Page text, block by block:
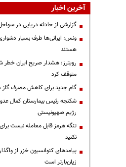
آخرین اخبار
گزارشی از حادثه دریایی در
ونس: ایرانی‌ها طرف بسیار
هستند
رویترز: هشدار صریح ایران خطر
متوقف کرد
گام جدید برای کاهش مصرف
شکنجه رئیس بیمارستان کمال
رژیم صهیونیستی
تنگه هرمز قابل معامله نیست برای
نکنید
پیامدهای کنوانسیون خزر از
زیان‌بارتر است